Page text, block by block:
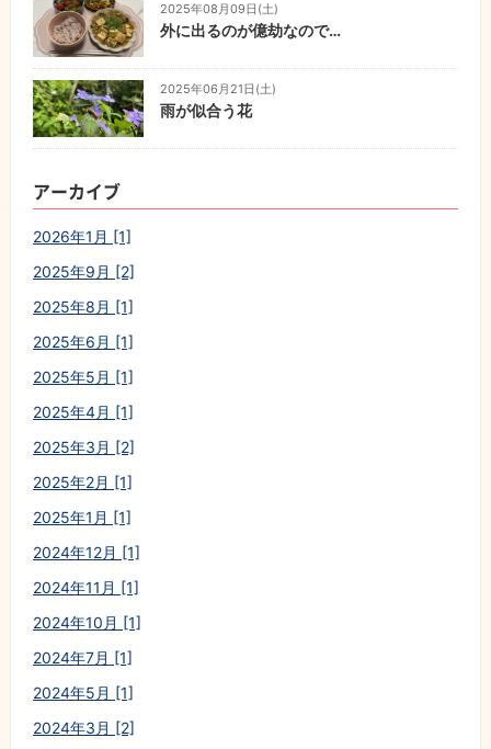
2025年08月09日(土)
外に出るのが億劫なので…
2025年06月21日(土)
雨が似合う花
アーカイブ
2026年1月 [1]
2025年9月 [2]
2025年8月 [1]
2025年6月 [1]
2025年5月 [1]
2025年4月 [1]
2025年3月 [2]
2025年2月 [1]
2025年1月 [1]
2024年12月 [1]
2024年11月 [1]
2024年10月 [1]
2024年7月 [1]
2024年5月 [1]
2024年3月 [2]